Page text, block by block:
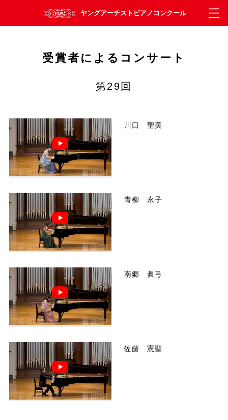
受賞者によるコンサート
第29回
川口 聖美
青柳 永子
南郷 眞弓
佐藤 憲聖